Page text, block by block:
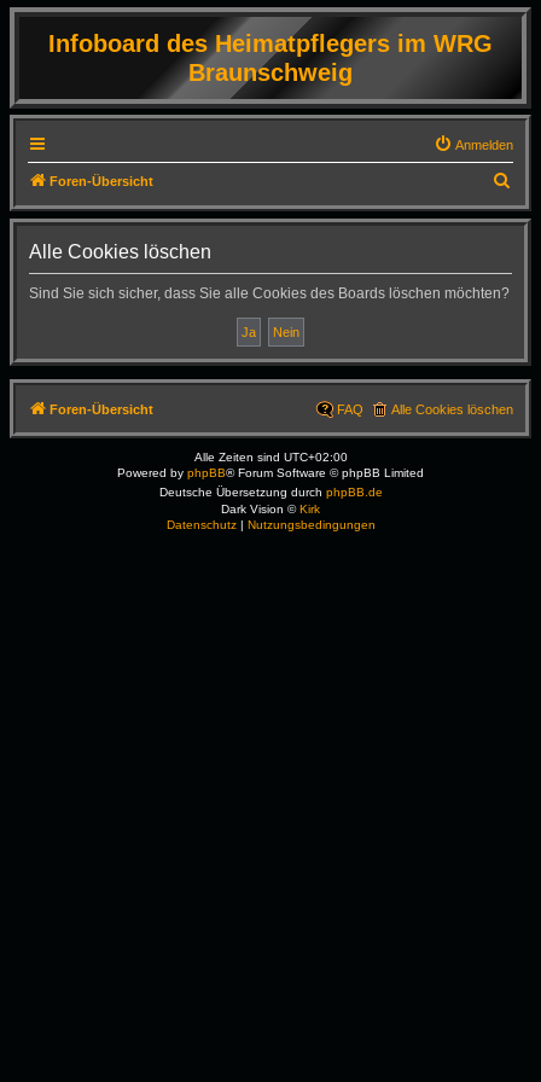
Infoboard des Heimatpflegers im WRG
Braunschweig
Anmelden
Foren-Übersicht
u
Alle Cookies löschen
Sind Sie sich sicher, dass Sie alle Cookies des Boards löschen möchten?
Foren-Übersicht Alle Cookies löschen
FAQ
Alle Zeiten sind UTC+02:00
Powered by phpBB® Forum Software © phpBB Limited
Deutsche Übersetzung durch phpBB.de
Dark Vision ©Kirk
Datenschutz| Nutzungsbedingungen